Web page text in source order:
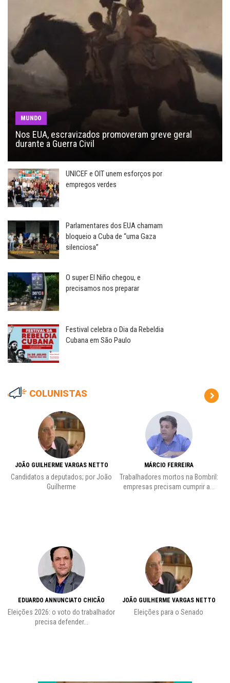
MUNDO
Nos EUA, escravizados promoveram greve geral
durante a Guerra Civil
UNICEF e OIT unem esforços por
empregos verdes
Parlamentares dos EUA chamam
bloqueio a Cuba de “uma Gaza
silenciosa”
O super El Niño chegou, e
precisamos nos preparar
Festival celebra o Dia da Rebeldia
Cubana em São Paulo
COLUNISTAS
JOÃO GUILHERME VARGAS NETTO
Candidatos a deputados; por João
Guilherme
EDUARDO ANNUNCIATO CHICÃO
Eleições 2026: o voto do trabalhador
precisa defender...
MÁRCIO FERREIRA
Trabalhadores mortos na Bombril:
empresas precisam cumprir a...
JOÃO GUILHERME VARGAS NETTO
Eleições para o Senado